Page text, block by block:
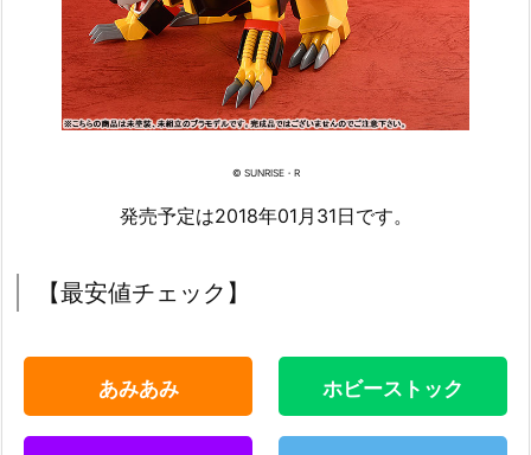
© SUNRISE・R
発売予定は2018年01月31日です。
【最安値チェック】
あみあみ ホビーストック